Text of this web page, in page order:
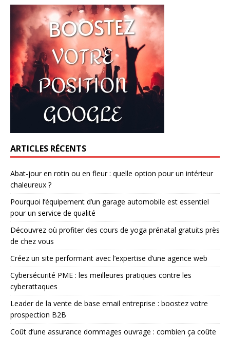
ARTICLES RÉCENTS
Abat-jour en rotin ou en fleur : quelle option pour un intérieur
chaleureux ?
Pourquoi l’équipement d’un garage automobile est essentiel
pour un service de qualité
Découvrez où profiter des cours de yoga prénatal gratuits près
de chez vous
Créez un site performant avec l’expertise d’une agence web
Cybersécurité PME : les meilleures pratiques contre les
cyberattaques
Leader de la vente de base email entreprise : boostez votre
prospection B2B
Coût d’une assurance dommages ouvrage : combien ça coûte